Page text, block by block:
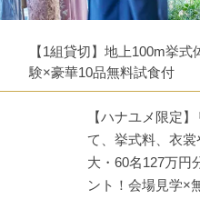
【1組貸切】地上100m挙式
験×豪華10品無料試食付
【ハナユメ限定
て、挙式料、衣
大・60名127万円
ント！会場見学×